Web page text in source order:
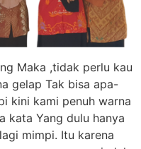
Maka ,tidak perlu kau
gelap Tak bisa apa-
kini kami penuh warna
kata Yang dulu hanya
mimpi. Itu karena